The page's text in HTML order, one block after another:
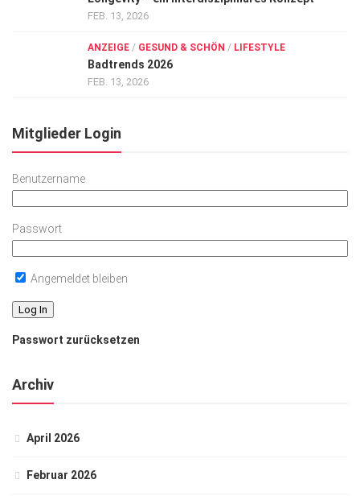
FEB. 13, 2026
ANZEIGE / GESUND & SCHÖN / LIFESTYLE
Badtrends 2026
FEB. 13, 2026
Mitglieder Login
Benutzername
Passwort
Angemeldet bleiben
Passwort zurücksetzen
Archiv
April 2026
Februar 2026